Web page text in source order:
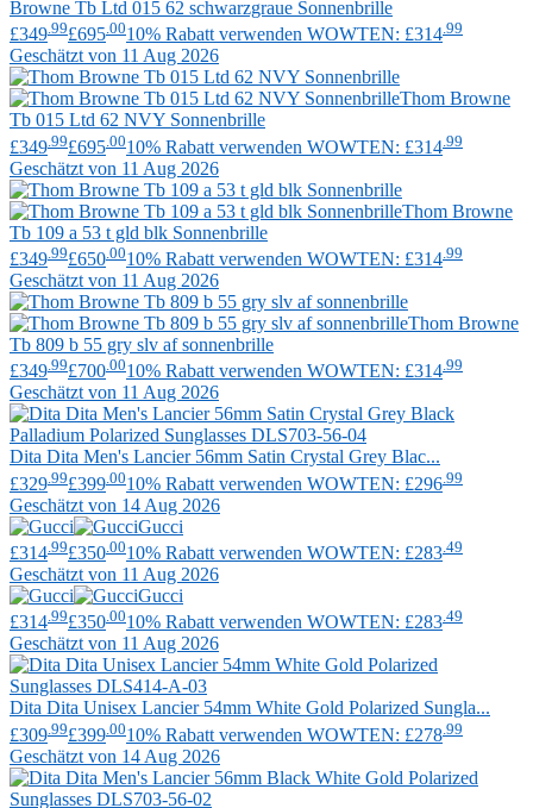
Browne Tb Ltd 015 62 schwarzgraue Sonnenbrille
£349.99£695.0010% Rabatt verwenden WOWTEN: £314.99
Geschätzt von 11 Aug 2026
Thom Browne
Tb 015 Ltd 62 NVY Sonnenbrille
£349 .99£695 .0010% Rabatt verwenden WOWTEN: £314 .99
Geschätzt von 11 Aug 2026
Thom Browne
Tb 109 a 53 t gld blk Sonnenbrille
£349 .99£650 .0010% Rabatt verwenden WOWTEN: £314 .99
Geschätzt von 11 Aug 2026
Thom Browne
Tb 809 b 55 gry slv af sonnenbrille
£349.99£700.0010% Rabatt verwenden WOWTEN: £314.99
Geschätzt von 11 Aug 2026
Dita Dita Men's Lancier 56mm Satin Crystal Grey Blac...
£329 .99£399 .0010% Rabatt verwenden WOWTEN: £296 .99
Geschätzt von 14 Aug 2026
Gucci
£314 .99£350 .0010% Rabatt verwenden WOWTEN: £283 .49
Geschätzt von 11 Aug 2026
Gucci
£314.99£350.0010% Rabatt verwenden WOWTEN: £283.49
Geschätzt von 11 Aug 2026
Dita Dita Unisex Lancier 54mm White Gold Polarized Sungla...
£309 .99£399 .0010% Rabatt verwenden WOWTEN: £278 .99
Geschätzt von 14 Aug 2026